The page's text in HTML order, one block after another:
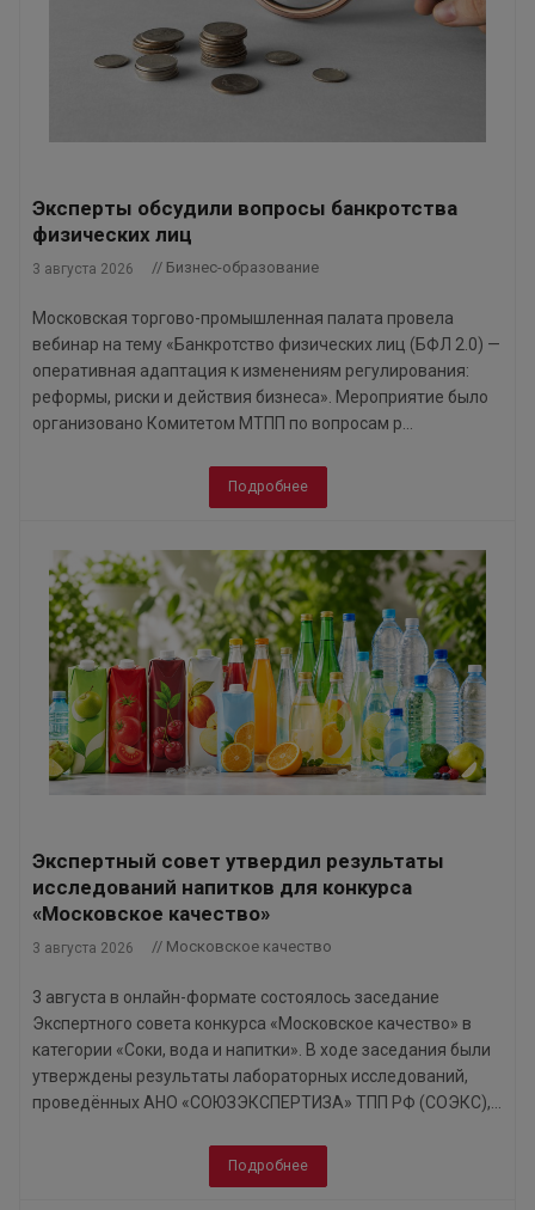
Эксперты обсудили вопросы банкротства
физических лиц
3 августа 2026 // Бизнес-образование
Московская торгово-промышленная палата провела
вебинар на тему «Банкротство физических лиц (БФЛ 2.0) —
оперативная адаптация к изменениям регулирования:
реформы, риски и действия бизнеса». Мероприятие было
организовано Комитетом МТПП по вопросам р...
Подробнее
Экспертный совет утвердил результаты
исследований напитков для конкурса
«Московское качество»
3 августа 2026 // Московское качество
3 августа в онлайн-формате состоялось заседание
Экспертного совета конкурса «Московское качество» в
категории «Соки, вода и напитки». В ходе заседания были
утверждены результаты лабораторных исследований,
проведённых АНО «СОЮЗЭКСПЕРТИЗА» ТПП РФ (СОЭКС),...
Подробнее